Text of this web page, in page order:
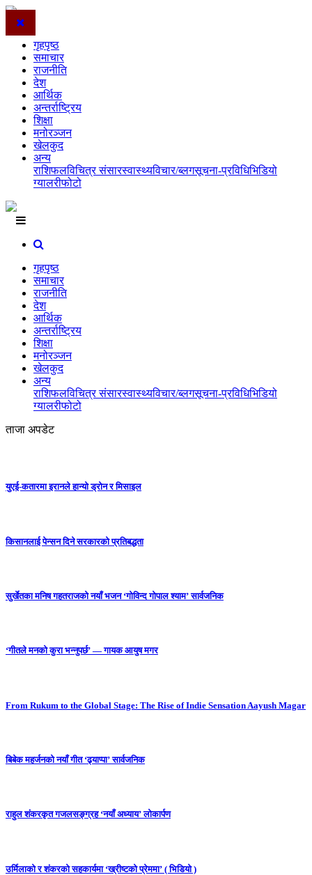
गृहपृष्ठ
समाचार
राजनीति
देश
आर्थिक
अन्तर्राष्ट्रिय
शिक्षा
मनोरञ्जन
खेलकुद
अन्य
राशिफलविचित्र संसारस्वास्थ्यविचार/ब्लगसूचना-प्रविधिभिडियो
ग्यालरीफोटो
गृहपृष्ठ
समाचार
राजनीति
देश
आर्थिक
अन्तर्राष्ट्रिय
शिक्षा
मनोरञ्जन
खेलकुद
अन्य
राशिफलविचित्र संसारस्वास्थ्यविचार/ब्लगसूचना-प्रविधिभिडियो
ग्यालरीफोटो
ताजा अपडेट
युएई-कतारमा इरानले हान्यो ड्रोन र मिसाइल
किसानलाई पेन्सन दिने सरकारको प्रतिबद्धता
सुर्खेतका मनिष गहतराजको नयाँ भजन ‘गोविन्द गोपाल श्याम’ सार्वजनिक
‘गीतले मनको कुरा भन्नुपर्छ’ — गायक आयुष मगर
From Rukum to the Global Stage: The Rise of Indie Sensation Aayush Magar
बिबेक महर्जनको नयाँ गीत ‘ढ्याप्पा’ सार्वजनिक
राहुल शंकरकृत गजलसङ्ग्रह ‘नयाँ अध्याय’ लोकार्पण
उर्मिलाको र शंकरको सहकार्यमा ‘ख्रीष्टको प्रेममा’ ( भिडियो )